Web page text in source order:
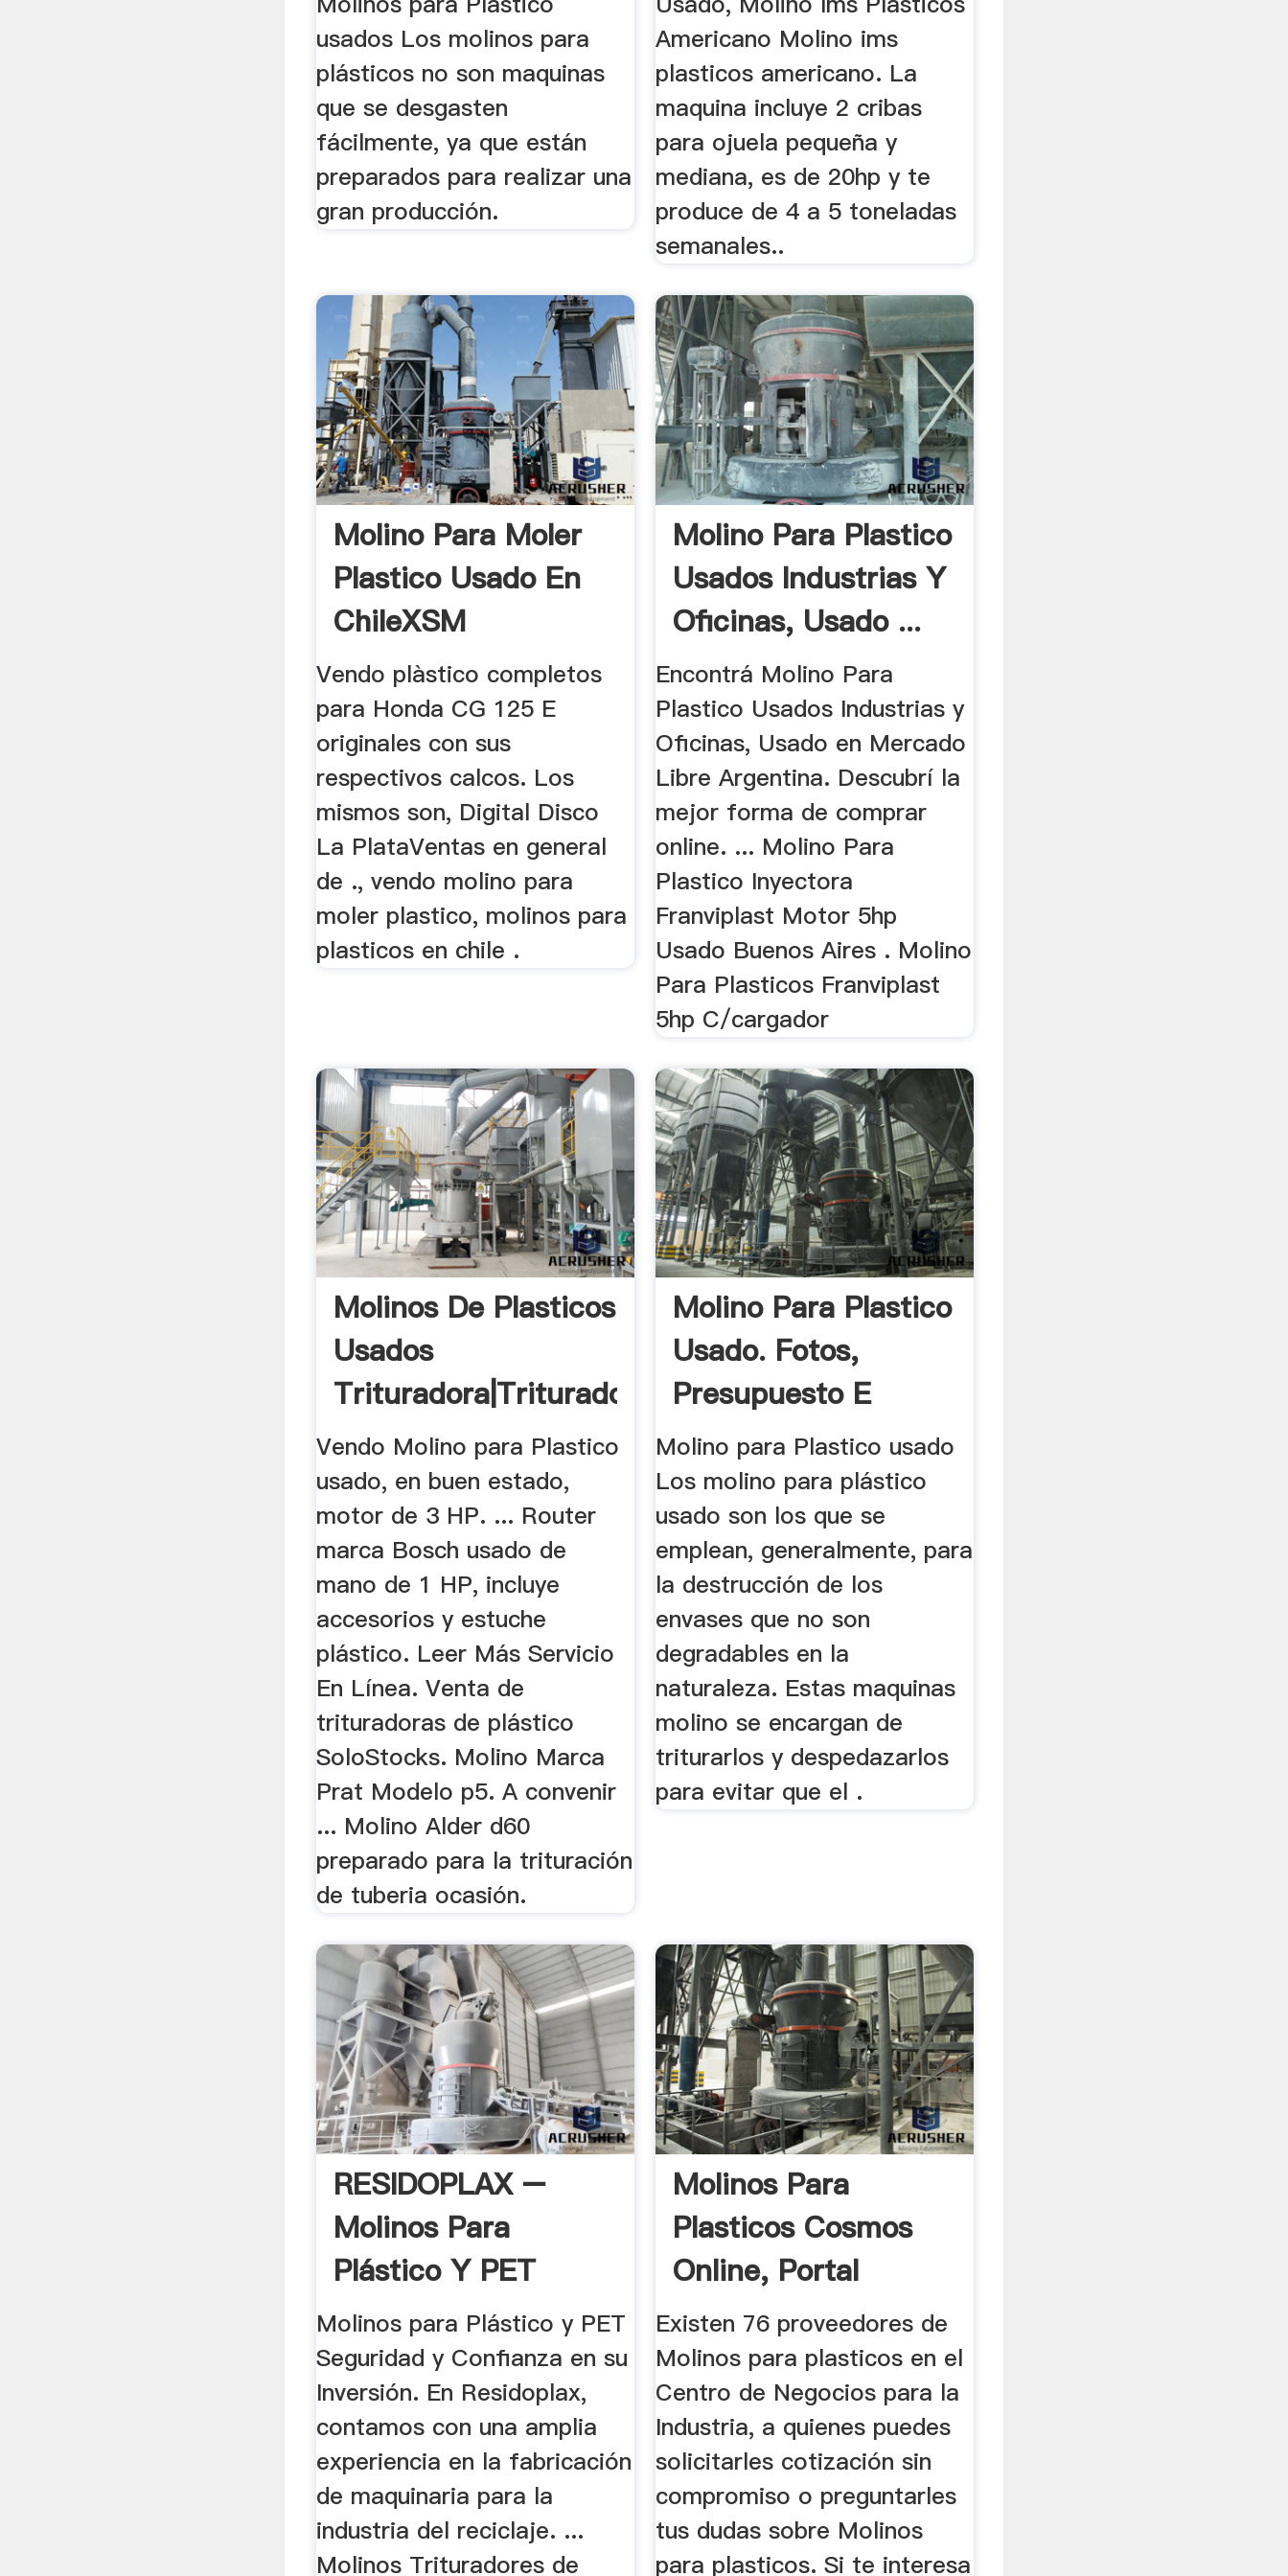
usados Los molinos para
plásticos no son maquinas
que se desgasten
fácilmente, ya que están
preparados para realizar una
gran producción.
Americano Molino ims
plasticos americano. La
maquina incluye 2 cribas
para ojuela pequeña y
mediana, es de 20hp y te
produce de 4 a 5 toneladas
semanales..
Molino Para Moler
Plastico Usado En
ChileXSM
Trituradora ...
Vendo plàstico completos
para Honda CG 125 E
originales con sus
respectivos calcos. Los
mismos son, Digital Disco
La PlataVentas en general
de ., vendo molino para
moler plastico, molinos para
plasticos en chile .
Molino Para Plastico
Usados Industrias Y
Oficinas, Usado ...
Encontrá Molino Para
Plastico Usados Industrias y
Oficinas, Usado en Mercado
Libre Argentina. Descubrí la
mejor forma de comprar
online. ... Molino Para
Plastico Inyectora
Franviplast Motor 5hp
Usado Buenos Aires . Molino
Para Plasticos Franviplast
5hp C/cargador
Molinos De Plasticos
Usados
Trituradora|Trituradora
De ...
Vendo Molino para Plastico
usado, en buen estado,
motor de 3 HP. ... Router
marca Bosch usado de
mano de 1 HP, incluye
accesorios y estuche
plástico. Leer Más Servicio
En Línea. Venta de
trituradoras de plástico
SoloStocks. Molino Marca
Prat Modelo p5. A convenir
... Molino Alder d60
preparado para la trituración
de tuberia ocasión.
Molino Para Plastico
Usado. Fotos,
Presupuesto E
Imagenes.
Molino para Plastico usado
Los molino para plástico
usado son los que se
emplean, generalmente, para
la destrucción de los
envases que no son
degradables en la
naturaleza. Estas maquinas
molino se encargan de
triturarlos y despedazarlos
para evitar que el .
RESIDOPLAX –
Molinos Para
Plástico Y PET
Molinos para Plástico y PET
Seguridad y Confianza en su
Inversión. En Residoplax,
contamos con una amplia
experiencia en la fabricación
de maquinaria para la
industria del reciclaje. ...
Molinos Trituradores de
Molinos Para
Plasticos Cosmos
Online, Portal
Industrial B2B
Existen 76 proveedores de
Molinos para plasticos en el
Centro de Negocios para la
Industria, a quienes puedes
solicitarles cotización sin
compromiso o preguntarles
tus dudas sobre Molinos
para plasticos. Si te interesa